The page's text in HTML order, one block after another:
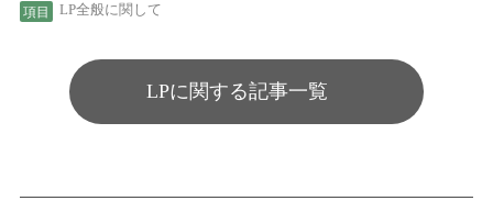
LP全般に関して
LPに関する記事一覧